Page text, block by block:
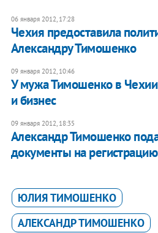
06 января 2012, 17:28
Чехия предоставила
Александру Тимошенко
09 января 2012, 10:46
У мужа Тимошенко в
и бизнес
09 января 2012, 18:35
Александр Тимошенко
документы на
ЮЛИЯ ТИМОШЕНКО
АЛЕКСАНДР ТИМОШЕНКО